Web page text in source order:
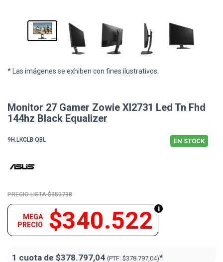
* Las imágenes se exhiben con fines ilustrativos.
Monitor 27 Gamer Zowie Xl2731 Led Tn Fhd
144hz Black Equalizer
9H.LKCLB.QBL EN STOCK
$350738
$340.522
MEGA
PRECIO
1 cuota de $378.797,04 (PTF: $378.797,04)*